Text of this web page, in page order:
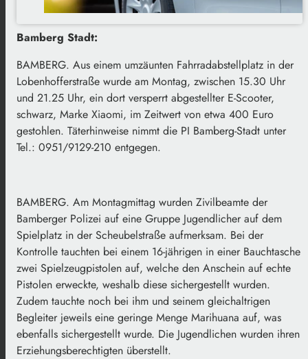
Bamberg Stadt:
BAMBERG. Aus einem umzäunten Fahrradabstellplatz in der
Lobenhofferstraße wurde am Montag, zwischen 15.30 Uhr
und 21.25 Uhr, ein dort versperrt abgestellter E-Scooter,
schwarz, Marke Xiaomi, im Zeitwert von etwa 400 Euro
gestohlen. Täterhinweise nimmt die PI Bamberg-Stadt unter
Tel.: 0951/9129-210 entgegen.
BAMBERG. Am Montagmittag wurden Zivilbeamte der
Bamberger Polizei auf eine Gruppe Jugendlicher auf dem
Spielplatz in der Scheubelstraße aufmerksam. Bei der
Kontrolle tauchten bei einem 16-jährigen in einer Bauchtasche
zwei Spielzeugpistolen auf, welche den Anschein auf echte
Pistolen erweckte, weshalb diese sichergestellt wurden.
Zudem tauchte noch bei ihm und seinem gleichaltrigen
Begleiter jeweils eine geringe Menge Marihuana auf, was
ebenfalls sichergestellt wurde. Die Jugendlichen wurden ihren
Erziehungsberechtigten überstellt.